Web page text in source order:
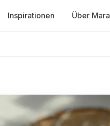
Inspirationen Über Mara